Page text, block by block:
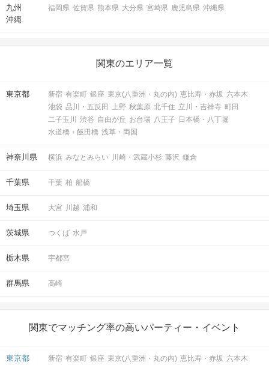
スタッフがお席までご案内します！
九州
沖縄
福岡県 佐賀県 熊本県 大分県 宮崎県 鹿児島県 沖縄県
関東のエリア一覧
東京都 新宿 有楽町 銀座 東京(八重洲・丸の内) 恵比寿・赤坂 六本木
池袋 品川・五反田 上野 秋葉原 北千住 立川・吉祥寺 町田
二子玉川
渋谷 自由が丘 お台場 八王子 日本橋・八丁堀
水道橋・飯田橋 浅草・両国
神奈川県 横浜 みなとみらい 川崎・武蔵小杉 藤沢 鎌倉
千葉県 千葉 柏 船橋
埼玉県 大宮 川越 浦和
茨城県 つくば 水戸
栃木県 宇都宮
群馬県 高崎
関東でマッチング率の高いパーティー・イベント
東京都 新宿 有楽町 銀座 東京(八重洲・丸の内) 恵比寿・赤坂 六本木